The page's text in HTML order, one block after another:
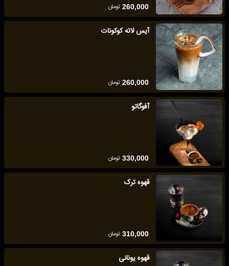
260,000 تومان
آیس لاته کوکونات
260,000 تومان
آفوگاتو
330,000 تومان
قهوه ترک
310,000 تومان
قهوه یونانی